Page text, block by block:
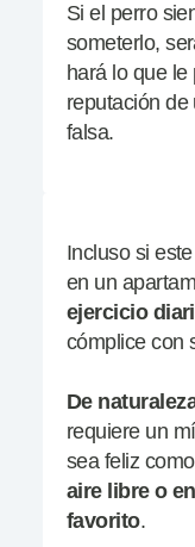
Si el perro
someterlo,
hará lo que
reputación de
falsa.
Incluso si
en un
ejercicio
cómplice con
De
requiere un
sea feliz
aire libre o
favorito.